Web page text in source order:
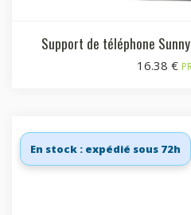
Support de téléphone
16.38 €
En stock : expédié sous 72h